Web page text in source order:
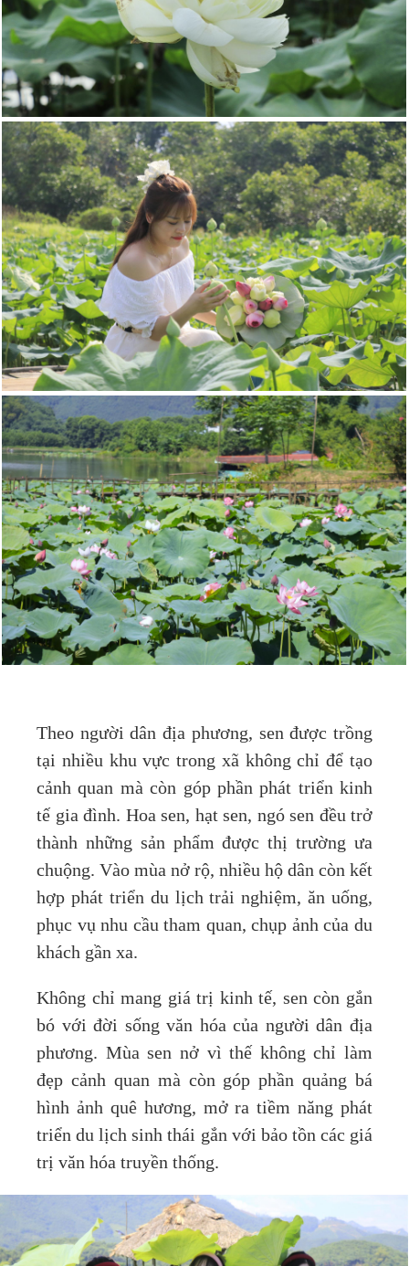
Theo người dân địa phương, sen được trồng
tại nhiều khu vực trong xã không chỉ để tạo
cảnh quan mà còn góp phần phát triển kinh
tế gia đình. Hoa sen, hạt sen, ngó sen đều trở
thành những sản phẩm được thị trường ưa
chuộng. Vào mùa nở rộ, nhiều hộ dân còn kết
hợp phát triển du lịch trải nghiệm, ăn uống,
phục vụ nhu cầu tham quan, chụp ảnh của du
khách gần xa.
Không chỉ mang giá trị kinh tế, sen còn gắn
bó với đời sống văn hóa của người dân địa
phương. Mùa sen nở vì thế không chỉ làm
đẹp cảnh quan mà còn góp phần quảng bá
hình ảnh quê hương, mở ra tiềm năng phát
triển du lịch sinh thái gắn với bảo tồn các giá
trị văn hóa truyền thống.